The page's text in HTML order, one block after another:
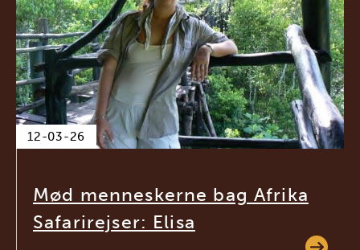
12-03-26
Mød menneskerne bag Afrika
Safarirejser: Elisa